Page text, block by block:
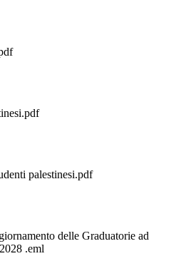
palestinesi.pdf
delle Graduatorie ad
.eml